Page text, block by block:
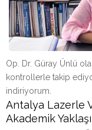
Op. Dr. Güray Ünlü
kontrollerle takip
indiriyorum.
Antalya Lazerle
Akademik